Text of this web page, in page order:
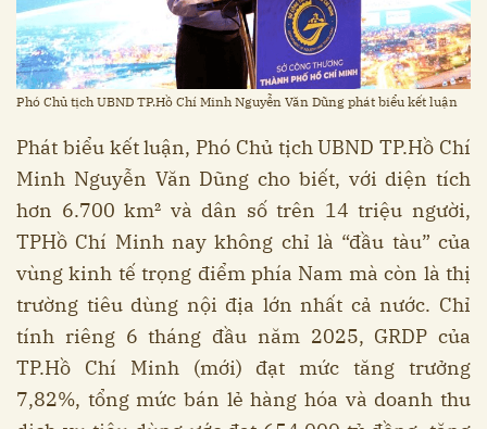
Phó Chủ tịch UBND TP.Hồ Chí Minh Nguyễn Văn Dũng phát biểu kết luận
Phát biểu kết luận, Phó Chủ tịch UBND TP.Hồ Chí
Minh Nguyễn Văn Dũng cho biết, với diện tích
hơn 6.700 km² và dân số trên 14 triệu người,
TPHồ Chí Minh nay không chỉ là “đầu tàu” của
vùng kinh tế trọng điểm phía Nam mà còn là thị
trường tiêu dùng nội địa lớn nhất cả nước. Chỉ
tính riêng 6 tháng đầu năm 2025, GRDP của
TP.Hồ Chí Minh (mới) đạt mức tăng trưởng
7,82%, tổng mức bán lẻ hàng hóa và doanh thu